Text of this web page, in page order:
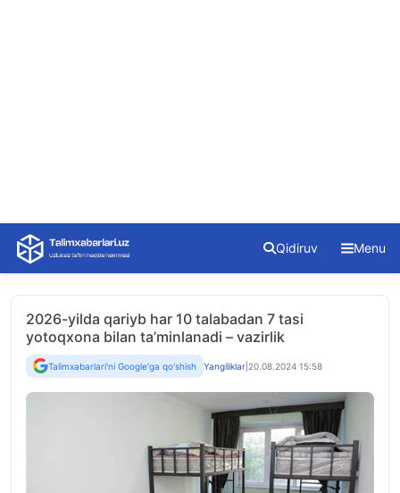
Skip
content
Qidiruv Menu
2026-yilda qariyb har 10 talabadan 7 tasi
yotoqxona bilan ta’minlanadi – vazirlik
Talimxabarlari'ni Google'ga qo'shish Yangiliklar 20.08.2024 15:58